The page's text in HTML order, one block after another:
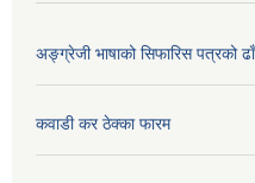
अङ्ग्रेजी भाषाको सिफारिस पत्रको
कवाडी कर ठेक्का फारम